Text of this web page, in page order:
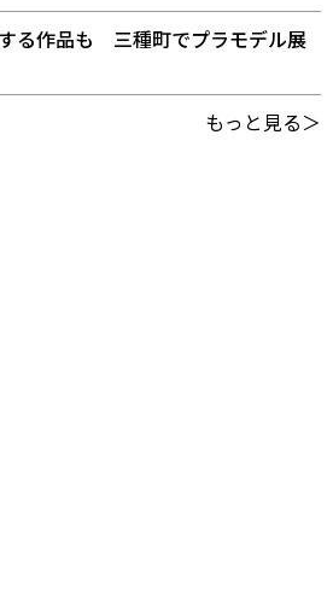
る作品も 三種町でプラモデル展
もっと見る＞